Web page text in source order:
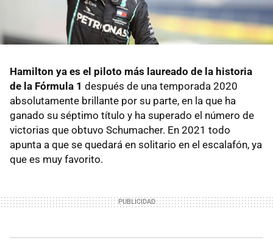
Hamilton ya es el piloto más laureado de la historia
de la Fórmula 1 después de una temporada 2020
absolutamente brillante por su parte, en la que ha
ganado su séptimo título y ha superado el número de
victorias que obtuvo Schumacher. En 2021 todo
apunta a que se quedará en solitario en el escalafón, ya
que es muy favorito.